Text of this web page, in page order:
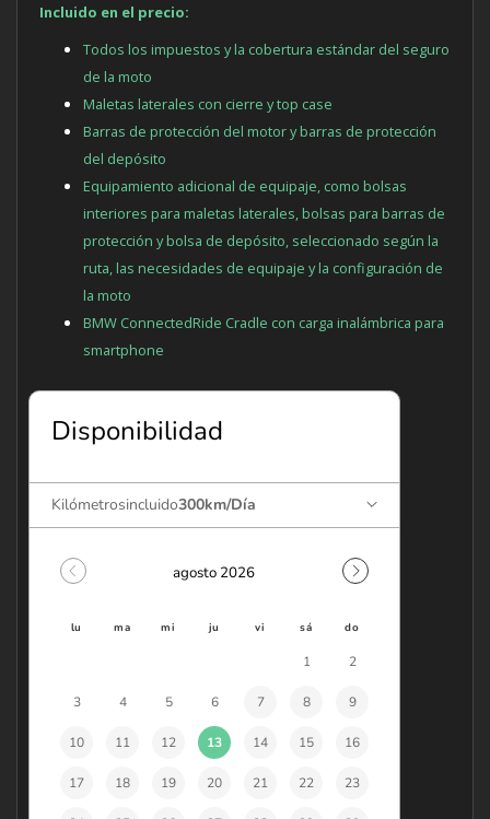
Incluido en el precio:
Todos los impuestos y la cobertura estándar del seguro
de la moto
Maletas laterales con cierre y top case
Barras de protección del motor y barras de protección
del depósito
Equipamiento adicional de equipaje, como bolsas
interiores para maletas laterales, bolsas para barras de
protección y bolsa de depósito, seleccionado según la
ruta, las necesidades de equipaje y la configuración de
la moto
BMW ConnectedRide Cradle con carga inalámbrica para
smartphone